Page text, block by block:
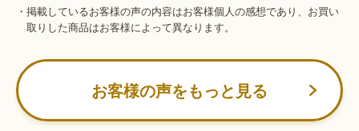
・掲載しているお客様の声の内容はお客様個人の感想であり、お買い
取りした商品はお客様によって異なります。
お客様の声をもっと見る